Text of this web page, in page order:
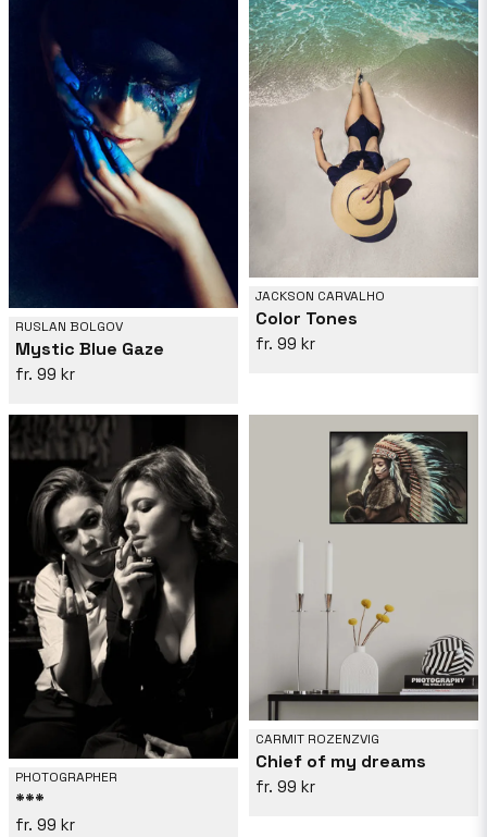
RUSLAN BOLGOV
Mystic Blue Gaze
99 kr
JACKSON CARVALHO
Color Tones
99 kr
PHOTOGRAPHER
***
99 kr
CARMIT ROZENZVIG
Chief of my dreams
99 kr